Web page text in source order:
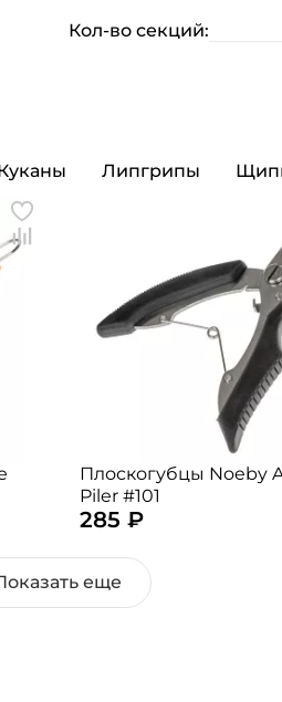
Кол-во секций:
Липгрипы
Плоскогубцы Noeby
Piler #101
285 ₽
еще
*
*
*
вы соглашаетесь на
аккаунт
уже есть аккаунт